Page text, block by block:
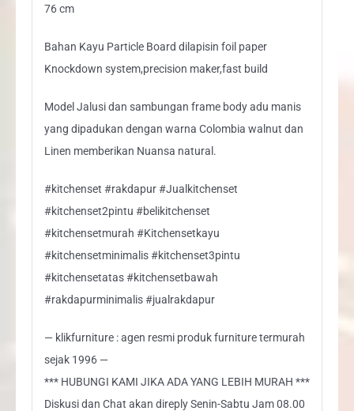
76 cm
Bahan Kayu Particle Board dilapisin foil paper
Knockdown system,precision maker,fast build
Model Jalusi dan sambungan frame body adu manis
yang dipadukan dengan warna Colombia walnut dan
Linen memberikan Nuansa natural.
#kitchenset #rakdapur #Jualkitchenset
#kitchenset2pintu #belikitchenset
#kitchensetmurah #Kitchensetkayu
#kitchensetminimalis #kitchenset3pintu
#kitchensetatas #kitchensetbawah
#rakdapurminimalis #jualrakdapur
— klikfurniture : agen resmi produk furniture termurah
sejak 1996 —
*** HUBUNGI KAMI JIKA ADA YANG LEBIH MURAH ***
Diskusi dan Chat akan direply Senin-Sabtu Jam 08.00